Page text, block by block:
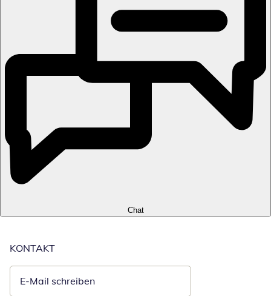
Chat
KONTAKT
E-Mail schreiben
Öffnet E-Mail-Client